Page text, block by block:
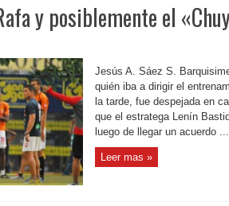
y posiblemente el
Jesús A. Sáez S.
quién iba a dirigir el
la tarde, fue despejada en
que el estratega Lenín
luego de llegar un acuerdo ...
Leer mas »